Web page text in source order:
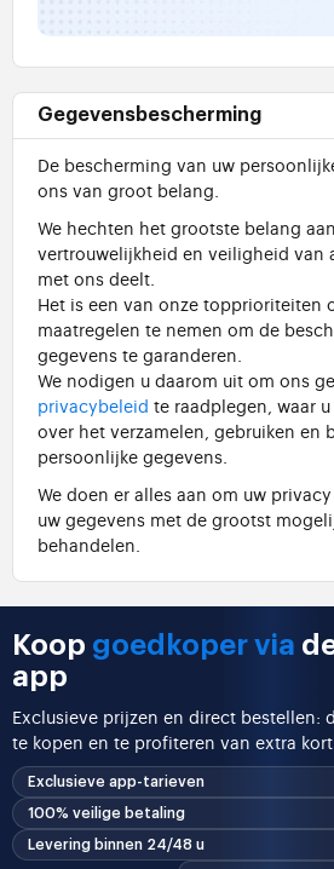
Gegevensbescherming
De bescherming van uw
ons van groot belang.
We hechten het grootste belang
vertrouwelijkheid en veiligheid van
met ons deelt.
Het is een van onze topprioriteiten
maatregelen te nemen om de
gegevens te garanderen.
We nodigen u daarom uit om ons
privacybeleid te raadplegen, waar
over het verzamelen, gebruiken en
persoonlijke gegevens.
We doen er alles aan om uw
uw gegevens met de grootst
behandelen.
Koop goedkoper via
app
Exclusieve prijzen en direct bestellen:
te kopen en te profiteren van extra
Exclusieve app-tarieven
100% veilige betaling
Levering binnen 24/48 u